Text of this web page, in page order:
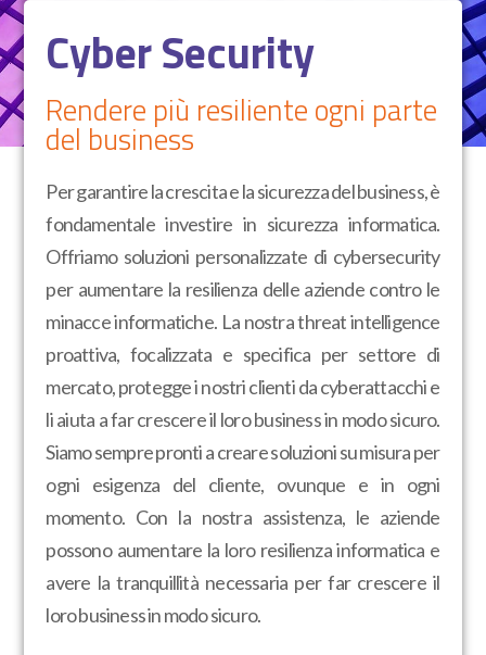
Cyber Security
Rendere più resiliente ogni parte
del business
Per garantire la crescita e la sicurezza del business, è
fondamentale investire in sicurezza informatica.
Offriamo soluzioni personalizzate di cybersecurity
per aumentare la resilienza delle aziende contro le
minacce informatiche. La nostra threat intelligence
proattiva, focalizzata e specifica per settore di
mercato, protegge i nostri clienti da cyberattacchi e
li aiuta a far crescere il loro business in modo sicuro.
Siamo sempre pronti a creare soluzioni su misura per
ogni esigenza del cliente, ovunque e in ogni
momento. Con la nostra assistenza, le aziende
possono aumentare la loro resilienza informatica e
avere la tranquillità necessaria per far crescere il
loro business in modo sicuro.